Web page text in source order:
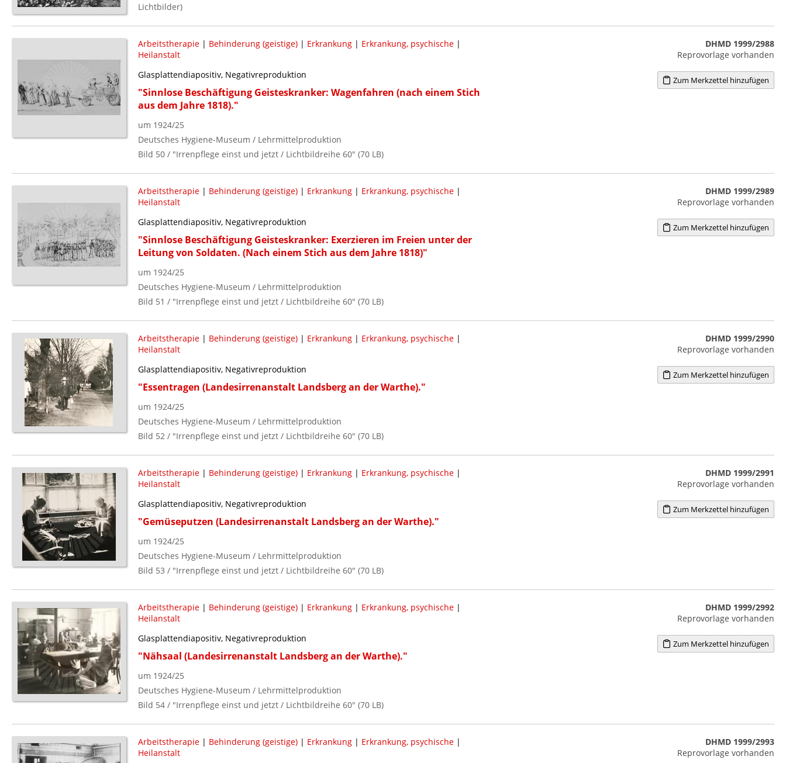
Lichtbilder)
Arbeitstherapie| Behinderung (geistige)| Erkrankung| Erkrankung, psychische|
Heilanstalt
Glasplattendiapositiv, Negativreproduktion
"Sinnlose Beschäftigung Geisteskranker: Wagenfahren (nach einem Stich
aus dem Jahre 1818)."
um 1924/25
Deutsches Hygiene-Museum / Lehrmittelproduktion
Bild 50 / "Irrenpflege einst und jetzt / Lichtbildreihe 60" (70 LB)
DHMD 1999/2988
Reprovorlage vorhanden
Zum Merkzettel hinzufügen
Arbeitstherapie| Behinderung (geistige)| Erkrankung| Erkrankung, psychische|
Heilanstalt
Glasplattendiapositiv, Negativreproduktion
"Sinnlose Beschäftigung Geisteskranker: Exerzieren im Freien unter der
Leitung von Soldaten. (Nach einem Stich aus dem Jahre 1818)"
um 1924/25
Deutsches Hygiene-Museum / Lehrmittelproduktion
Bild 51 / "Irrenpflege einst und jetzt / Lichtbildreihe 60" (70 LB)
DHMD 1999/2989
Reprovorlage vorhanden
Zum Merkzettel hinzufügen
Arbeitstherapie| Behinderung (geistige)| Erkrankung| Erkrankung, psychische|
Heilanstalt
Glasplattendiapositiv, Negativreproduktion
"Essentragen (Landesirrenanstalt Landsberg an der Warthe)."
um 1924/25
Deutsches Hygiene-Museum / Lehrmittelproduktion
Bild 52 / "Irrenpflege einst und jetzt / Lichtbildreihe 60" (70 LB)
DHMD 1999/2990
Reprovorlage vorhanden
Zum Merkzettel hinzufügen
Arbeitstherapie| Behinderung (geistige)| Erkrankung| Erkrankung, psychische|
Heilanstalt
Glasplattendiapositiv, Negativreproduktion
"Gemüseputzen (Landesirrenanstalt Landsberg an der Warthe)."
um 1924/25
Deutsches Hygiene-Museum / Lehrmittelproduktion
Bild 53 / "Irrenpflege einst und jetzt / Lichtbildreihe 60" (70 LB)
DHMD 1999/2991
Reprovorlage vorhanden
Zum Merkzettel hinzufügen
Arbeitstherapie| Behinderung (geistige)| Erkrankung| Erkrankung, psychische|
Heilanstalt
Glasplattendiapositiv, Negativreproduktion
"Nähsaal (Landesirrenanstalt Landsberg an der Warthe)."
um 1924/25
Deutsches Hygiene-Museum / Lehrmittelproduktion
Bild 54 / "Irrenpflege einst und jetzt / Lichtbildreihe 60" (70 LB)
DHMD 1999/2992
Reprovorlage vorhanden
Zum Merkzettel hinzufügen
Arbeitstherapie| Behinderung (geistige)| Erkrankung| Erkrankung, psychische|
Heilanstalt
DHMD 1999/2993
Reprovorlage vorhanden